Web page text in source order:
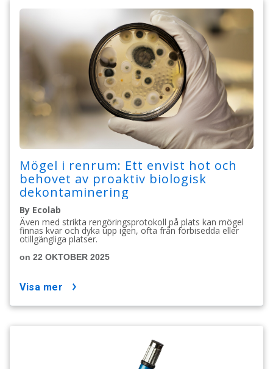
Mögel i renrum: Ett envist hot och
behovet av proaktiv biologisk
dekontaminering
By Ecolab
Även med strikta rengöringsprotokoll på plats kan mögel
finnas kvar och dyka upp igen, ofta från förbisedda eller
otillgängliga platser.
on 22 OKTOBER 2025
visa mer